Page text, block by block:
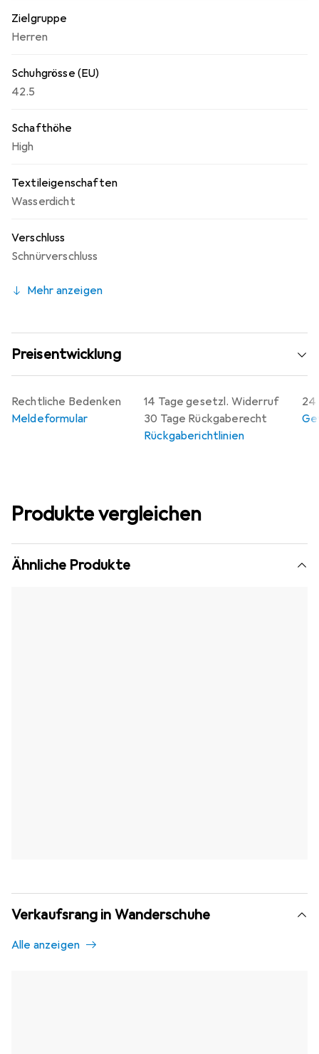
Zielgruppe
Herren
Schuhgrösse (EU)
42.5
Schafthöhe
High
Textileigenschaften
Wasserdicht
Verschluss
Schnürverschluss
Mehr anzeigen
Preisentwicklung
14 Tage gesetzl. Widerruf
30 Tage Rückgaberecht
Rückgaberichtlinien
24
Rechtliche Bedenken
Meldeformular
Produkte vergleichen
Ähnliche Produkte
Verkaufsrang in Wanderschuhe
Alle anzeigen